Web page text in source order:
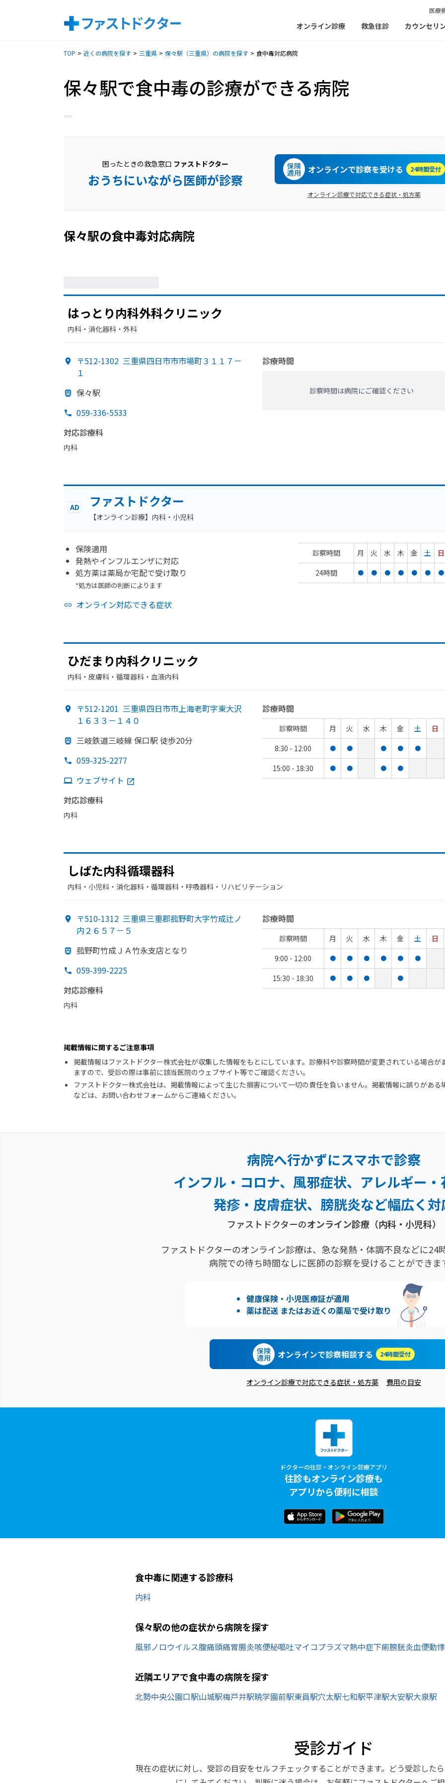
医療
オンライン診療 救急往診 カウンセリ
TOP 近くの病院を探す 三重県 保々駅（三重県）の病院を探す 食中毒対応病院
保々駅で食中毒の診療ができる病院
困ったときの救急窓口 ファストドクター
おうちにいながら医師が診察
保険
適用 オンラインで診察を受ける 24時間受付
オンライン診療で対応できる症状・処方薬
保々駅の食中毒対応病院
はっとり内科外科クリニック
内科・​消化器科・​外科
〒512-1302 三重県四日市市市場町３１１７－
１
保々駅
059-336-5533
対応診療科
内科
診療時間
診察時間は病院にご確認ください
AD ファストドクター
【オンライン診療】内科・小児科
保険適用
発熱やインフルエンザに対応
処方薬は薬局か宅配で受け取り
*処方は医師の判断によります
オンライン対応できる症状
診察時間 月 火 水 木 金 土
日
24時間
● ● ● ● ● ● ●
ひだまり内科クリニック
内科・​皮膚科・​循環器科・​血液内科
〒512-1201 三重県四日市市上海老町字東大沢
１６３３－１４０
三岐鉄道三岐線 保口駅 徒歩20分
059-325-2277
ウェブサイト
対応診療科
内科
診療時間
診察時間 月 火 水 木 金 土
日
8:30 - 12:00
● ● ● ● ●
15:00 - 18:30 ● ● ● ●
しばた内科循環器科
内科・​小児科・​消化器科・​循環器科・​呼吸器科・​リハビリテーション
〒510-1312 三重県三重郡菰野町大字竹成辻ノ
内２６５７－５
菰野町竹成ＪＡ竹永支店となり
059-399-2225
対応診療科
内科
診療時間
診察時間 月 火 水 木 金 土
日
9:00 - 12:00
● ● ● ● ● ●
15:30 - 18:30 ● ● ● ●
掲載情報に関するご注意事項
掲載情報はファストドクター株式会社が収集した情報をもとにしています。診療科や診察時間が変更されている場合が
ますので、受診の際は事前に該当医院のウェブサイト等でご確認ください。
ファストドクター株式会社は、掲載情報によって生じた損害について一切の責任を負いません。掲載情報に誤りがある
などは、お問い合わせフォームからご連絡ください。
病院へ行かずにスマホで診察
インフル・コロナ、風邪症状、 アレルギー
発疹・ 皮膚症状、膀胱炎など幅広く対
ファストドクターのオンライン診療（内科・小児科）
ファストドクターのオンライン診療は、急な発熱・体調不良などに24
病院での待ち時間なしに医師の診察を受けることができま
健康保険・小児医療証が適用
薬は配送 またはお近くの薬局で受け取り
保険
適用 オンラインで診察相談する 24時間受付
オンライン診療で対応できる症状・処方薬 費用の目安
ドクターの往診・オンライン診療アプリ
往診もオンライン診療も
アプリから便利に相談
食中毒に関連する診療科
内科
保々駅の他の症状から病院を探す
風邪ノロウイルス腹痛頭痛胃腸炎咳便秘嘔吐マイコプラズマ熱中症下痢膀胱炎血便動悸
近隣エリアで食中毒の病院を探す
北勢中央公園口駅山城駅梅戸井駅暁学園前駅東員駅穴太駅七和駅平津駅大安駅大泉駅
受診ガイド
現在の症状に対し、受診の目安をセルフチェックすることができます。どう受診した